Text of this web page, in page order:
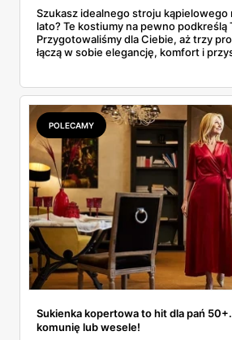
Szukasz idealnego stroju kąpielowego
lato? Te kostiumy na pewno podkreślą
Przygotowaliśmy dla Ciebie, aż trzy
łączą w sobie elegancję, komfort i
POLECAMY
Sukienka kopertowa to hit dla pań
komunię lub wesele!